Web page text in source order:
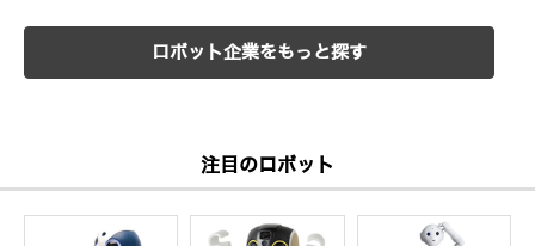
ロボット企業をもっと探す
注目のロボット